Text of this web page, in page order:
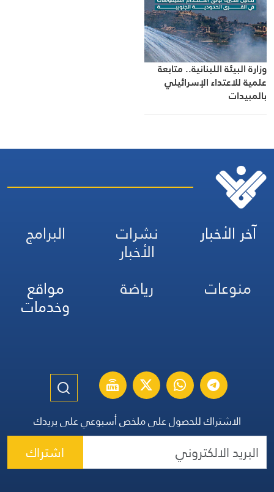
وزارة البيئة اللبنانية.. متابعة
علمية للاعتداء الإسرائيلي
بالمبيدات
آخر الأخبار نشرات
الأخبار
البرامج
منوعات
رياضة مواقع
وخدمات
الاشتراك للحصول على ملخص أسبوعي على بريدك
اشتراك